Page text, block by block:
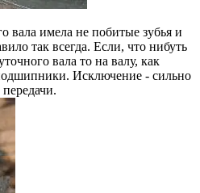
вала имела не побитые зубья и
так всегда. Если, что нибуть
вала то на валу, как
Исключение - сильно